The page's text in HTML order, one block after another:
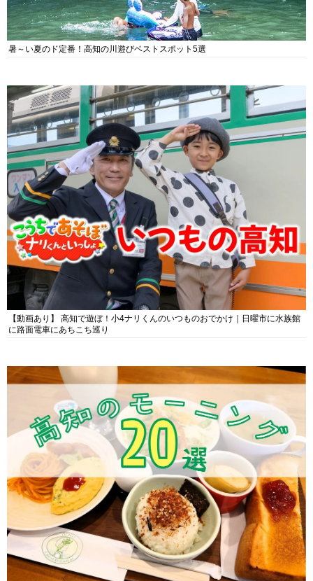
暑～い夏のド定番！高知の川遊びベストスポット5選
【動画あり】 高知で遊ぼ！小4ナリくんのいつものおでかけ｜日曜市に水族館
に路面電車にあちこち巡り